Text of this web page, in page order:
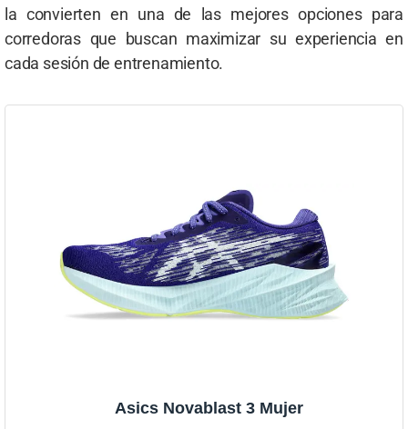
la convierten en una de las mejores opciones para
corredoras que buscan maximizar su experiencia en
cada sesión de entrenamiento.
Asics Novablast 3 Mujer